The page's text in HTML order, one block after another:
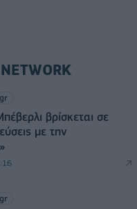
βρίσκεται σε
με την